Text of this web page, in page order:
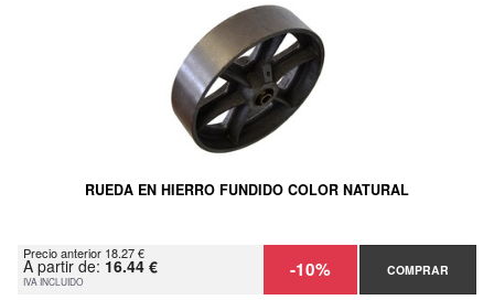
RUEDA EN HIERRO FUNDIDO COLOR NATURAL
Precio anterior 18.27 €
A partir de: 16.44 €
IVA INCLUIDO -10% COMPRAR